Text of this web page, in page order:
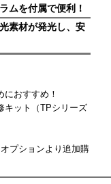
ムを付属で便利！
素材が発光し、安
におすすめ！
キット（TPシリーズ
プションより追加購